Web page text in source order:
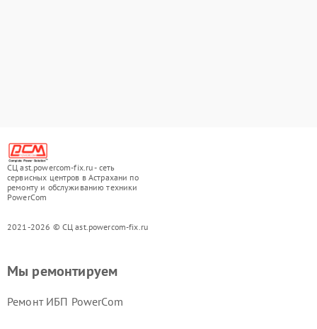
СЦ ast.powercom-fix.ru - сеть
сервисных центров в Астрахани по
ремонту и обслуживанию техники
PowerCom
2021-2026 © СЦ ast.powercom-fix.ru
Мы ремонтируем
Ремонт ИБП PowerCom